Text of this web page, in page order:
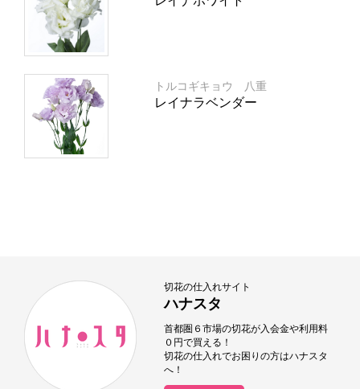
トルコギキョウ 八重
レイナラベンダー
切花の仕入れサイト
ハナスタ
首都圏６市場の切花が入会金や利用料
０円で買える！
切花の仕入れでお困りの方はハナスタ
へ！